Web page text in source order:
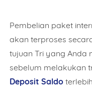
Pembelian paket
akan terproses
tujuan Tri yang Anda
sebelum melakukan
Deposit Saldo